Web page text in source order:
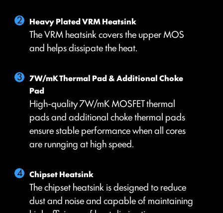
Heavy Plated VRM Heatsink
The VRM heatsink covers the upper MOS
and helps dissipate the heat.
7W/mK Thermal Pad & Additional Choke
Pad
High-quality 7W/mK MOSFET thermal
pads and additional choke thermal pads
ensure stable performance when all cores
are runnging at high speed.
Chipset Heatsink
The chipset heatsink is designed to reduce
dust and noise and capable of maintaining
DIGITALL POWER DESIGN
A fully digital power design allows
for faster and undistorted current
delivery to the CPU at pin-point
precision.
DOUBLE POWER
CONNECTORS
The 8-pin and 4-pin connectors
deliver adequate power even for
an overclocked multi-core CPU.
CORE BOOST
Premium layout not only support
the multi-core CPU, also create the
perfect conditions for your CPU
overclocking.
OPTIMIZED PCB SOLUTION